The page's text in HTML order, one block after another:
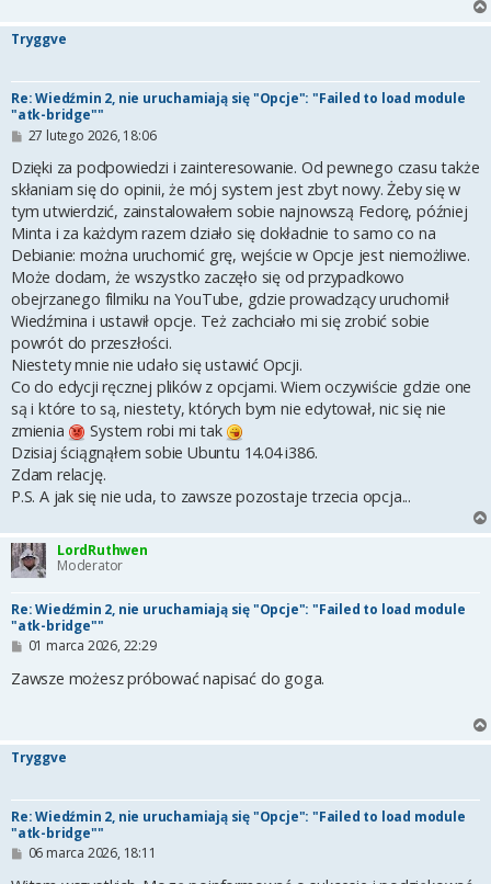
Tryggve
Re: Wiedźmin 2, nie uruchamiają się "Opcje": "Failed to load module
"atk-bridge""
P
s
t
27 lutego 2026, 18:06
Dzięki za podpowiedzi i zainteresowanie. Od pewnego czasu także
skłaniam się do opinii, że mój system jest zbyt nowy. Żeby się w
tym utwierdzić, zainstalowałem sobie najnowszą Fedorę, później
Minta i za każdym razem działo się dokładnie to samo co na
Debianie: można uruchomić grę, wejście w Opcje jest niemożliwe.
Może dodam, że wszystko zaczęło się od przypadkowo
obejrzanego filmiku na YouTube, gdzie prowadzący uruchomił
Wiedźmina i ustawił opcje. Też zachciało mi się zrobić sobie
powrót do przeszłości.
Niestety mnie nie udało się ustawić Opcji.
Co do edycji ręcznej plików z opcjami. Wiem oczywiście gdzie one
są i które to są, niestety, których bym nie edytował, nic się nie
zmienia
System robi mi tak
Dzisiaj ściągnąłem sobie Ubuntu 14.04 i386.
Zdam relację.
P.S. A jak się nie uda, to zawsze pozostaje trzecia opcja...
LordRuthwen
Moderator
Re: Wiedźmin 2, nie uruchamiają się "Opcje": "Failed to load module
"atk-bridge""
P
s
t
01 marca 2026, 22:29
Zawsze możesz próbować napisać do goga.
Tryggve
Re: Wiedźmin 2, nie uruchamiają się "Opcje": "Failed to load module
"atk-bridge""
P06 marca 2026, 18:11